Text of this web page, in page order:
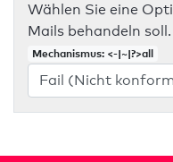
Wählen Sie eine
Mails behandeln
Mechanismus: <-|~|?>all